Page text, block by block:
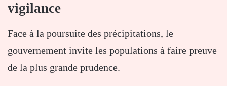
vigilance
Face à la poursuite des précipitations, le
gouvernement invite les populations à faire preuve
de la plus grande prudence.